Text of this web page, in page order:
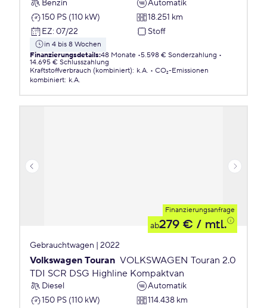
Benzin
Automatik
150 PS (110 kW)
18.251 km
EZ: 07/22 Stoff
in 4 bis 8 Wochen
Finanzierungsdetails:48 Monate 5.598 € Sonderzahlung
14.695 € Schlusszahlung
Kraftstoffverbrauch (kombiniert): k.A.
CO₂-Emissionen
kombiniert: k.A.
Finanzierungsanfrage
ab279 € / mtl.
Gebrauchtwagen | 2022
Volkswagen Touran VOLKSWAGEN Touran 2.0
TDI SCR DSG Highline Kompaktvan
Diesel
Automatik
150 PS (110 kW)
114.438 km